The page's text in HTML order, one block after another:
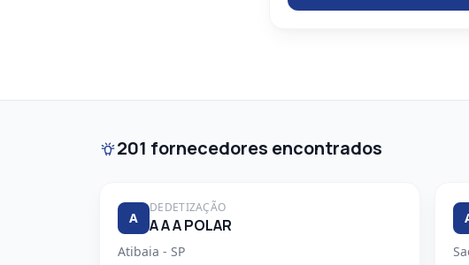
201 fornecedores encontrados
A
DEDETIZAÇÃO
A A A POLAR
Atibaia - SP